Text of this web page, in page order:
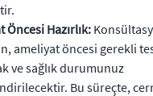
Öncesi Hazırlık:
ameliyat öncesi gerekli
ve sağlık durumunuz
Bu süreçte,